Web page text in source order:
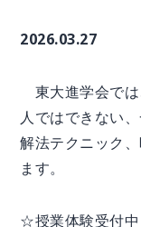
2026.03.27
東大進学会で
人ではできない
解法テクニック
ます。
☆授業体験受付中